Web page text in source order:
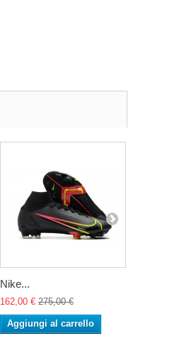
Nike...
162,00 € 275,00 €
Aggiungi al carrello